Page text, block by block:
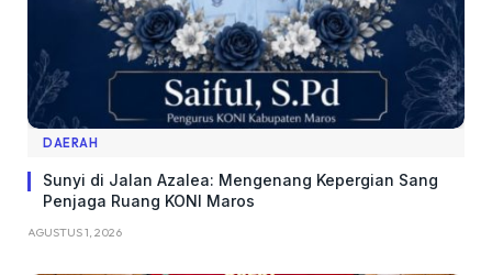
DAERAH
Sunyi di Jalan Azalea: Mengenang Kepergian Sang
Penjaga Ruang KONI Maros
AGUSTUS 1, 2026